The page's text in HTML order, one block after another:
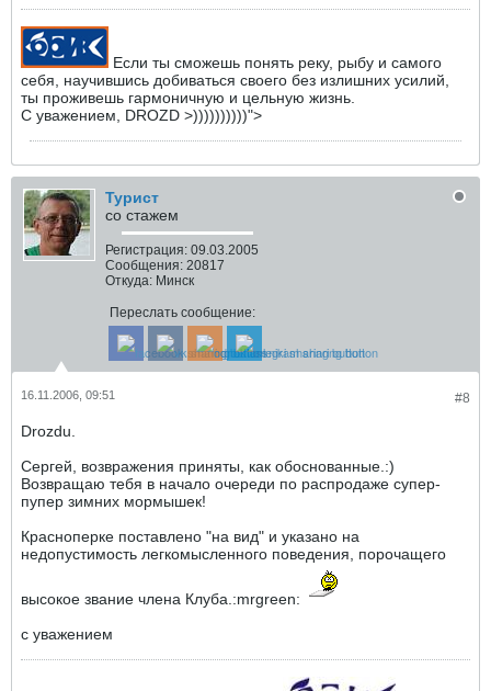
Если ты сможешь понять реку, рыбу и самого
себя, научившись добиваться своего без излишних усилий,
ты проживешь гармоничную и цельную жизнь.
С уважением, DROZD >))))))))))">
Турист
со стажем
Регистрация: 09.03.2005
Сообщения: 20817
Откуда: Минск
Переслать сообщение:
#8
16.11.2006, 09:51
Drozdu.
Сергей, возвражения приняты, как обоснованные.:)
Возвращаю тебя в начало очереди по распродаже супер-
пупер зимних мормышек!
Красноперке поставлено "на вид" и указано на
недопустимость легкомысленного поведения, порочащего
высокое звание члена Клуба.:mrgreen:
с уважением